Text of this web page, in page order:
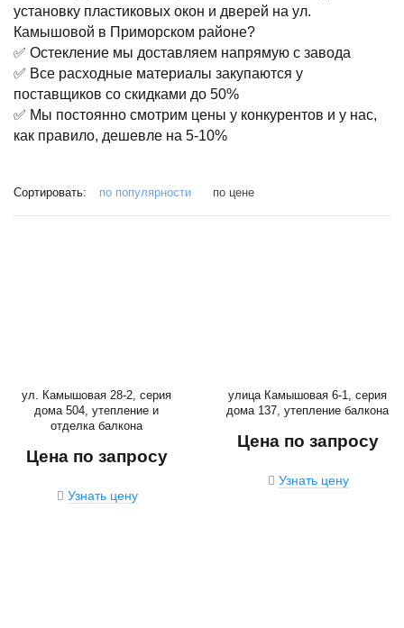
установку пластиковых окон и дверей на ул.
Камышовой в Приморском районе?
✅ Остекление мы доставляем напрямую с завода
✅ Все расходные материалы закупаются у
поставщиков со скидками до 50%
✅ Мы постоянно смотрим цены у конкурентов и у нас,
как правило, дешевле на 5-10%
Сортировать: по популярности по цене
ул. Камышовая 28-2, серия
дома 504, утепление и
отделка балкона
Цена по запросу
Узнать цену
улица Камышовая 6-1, серия
дома 137, утепление балкона
Цена по запросу
Узнать цену